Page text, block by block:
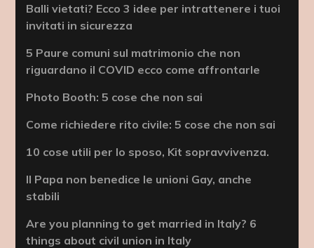
Balli vietati? Ecco 3 idee per intrattenere i tuoi
invitati in sicurezza
5 Paure comuni sul matrimonio che non
riguardano il COVID ecco come affrontarle
Photo Booth: 5 cose che non sai
Come richiedere rito civile: 5 cose che non sai
10 cose utili per lo sposo, Kit sopravvivenza.
Il Papa non benedice le unioni Gay, anche
stabili
Are you planning to get married in Italy? 6
things about civil union in Italy